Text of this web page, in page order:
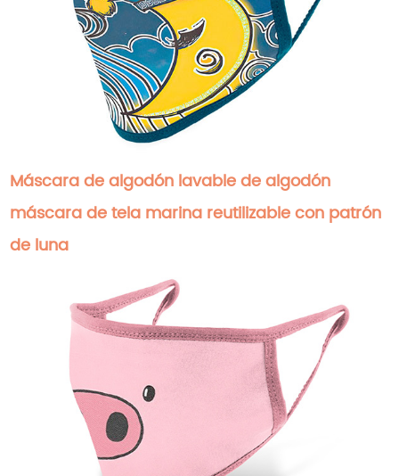
Máscara de algodón lavable de algodón
máscara de tela marina reutilizable con patrón
de luna